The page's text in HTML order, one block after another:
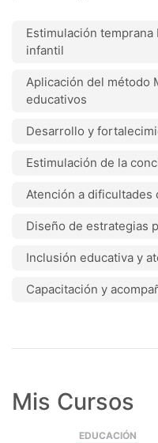
Estimulación
infantil
Aplicación del método
educativos
Desarrollo y
Estimulación de la
Atención a
Diseño de estrategias
Inclusión educativa y
Capacitación y
Mis Cursos
EDUCACIÓN